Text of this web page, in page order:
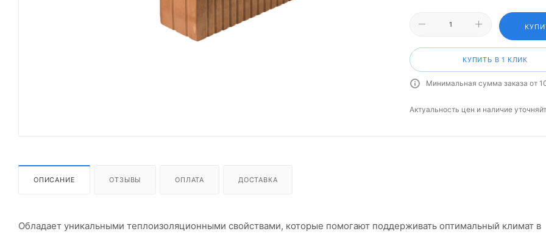
КУПИТЬ В 1 КЛИК
Минимальная сумма заказа от
Актуальность цен и наличие
ОПИСАНИЕ ОТЗЫВЫ ОПЛАТА ДОСТАВКА
Обладает уникальными теплоизоляционными свойствами, которые помогают поддерживать оптимальный климат в